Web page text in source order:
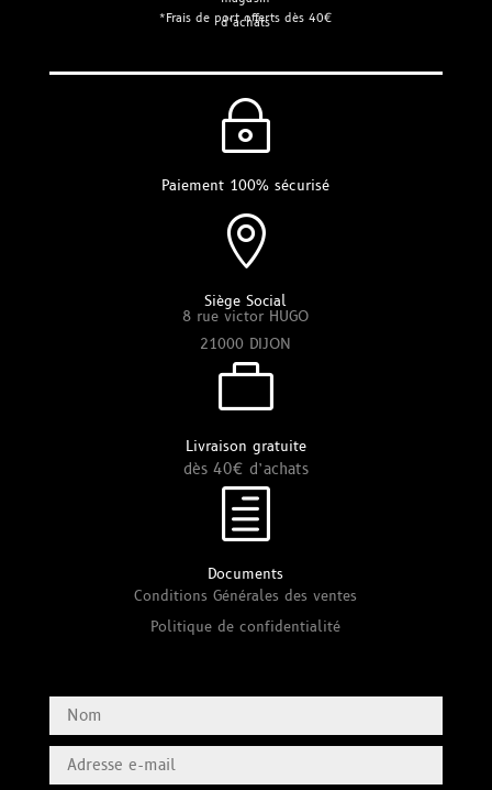
*Frais de port offerts dès 40€
d’achats
~
Paiement 100% sécurisé

Siège Social
8 rue victor HUGO
21000 DIJON

Livraison gratuite
dès 40€ d’achats
h
Documents
Conditions Générales des ventes
Politique de confidentialité